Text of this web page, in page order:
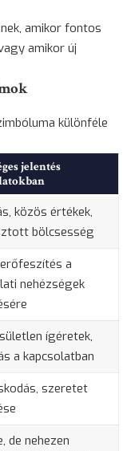
amikor fontos
amikor új
különféle
jelentés
közös értékek,
bölcsesség
a
nehézségek
ígéretek,
a kapcsolatban
szeretet
de nehezen